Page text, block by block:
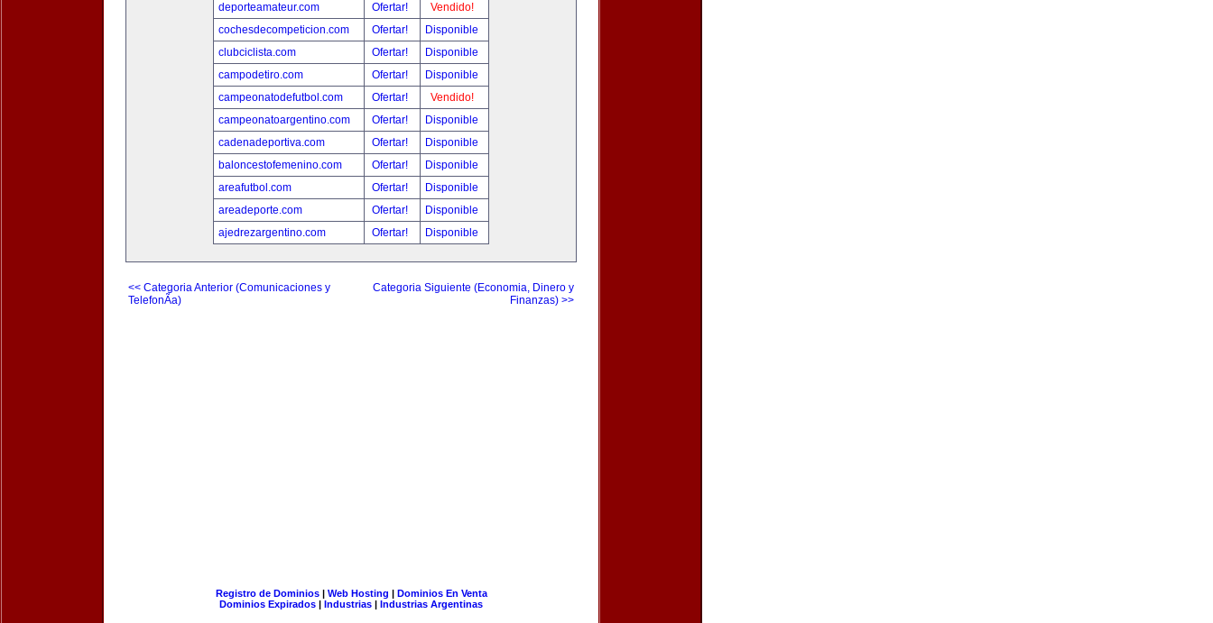
deporteamateur.com
Ofertar!
Vendido!
cochesdecompeticion.com
Ofertar!
Disponible
clubciclista.com
Ofertar!
Disponible
campodetiro.com
Ofertar!
Disponible
campeonatodefutbol.com
Ofertar!
Vendido!
campeonatoargentino.com
Ofertar!
Disponible
cadenadeportiva.com
Ofertar!
Disponible
baloncestofemenino.com
Ofertar!
Disponible
areafutbol.com
Ofertar!
Disponible
areadeporte.com
Ofertar!
Disponible
ajedrezargentino.com
Ofertar! Disponible
<< Categoria Anterior (Comunicaciones y
TelefonÃ­a)
Categoria Siguiente (Economia, Dinero y
Finanzas) >>
Registro de Dominios| Web Hosting | Dominios En Venta
Dominios Expirados | Industrias | Industrias Argentinas